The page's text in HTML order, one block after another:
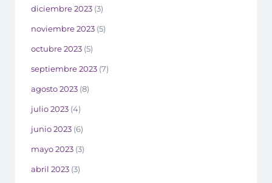
diciembre 2023 (3)
noviembre 2023 (5)
octubre 2023 (5)
septiembre 2023 (7)
agosto 2023 (8)
julio 2023 (4)
junio 2023 (6)
mayo 2023 (3)
abril 2023 (3)